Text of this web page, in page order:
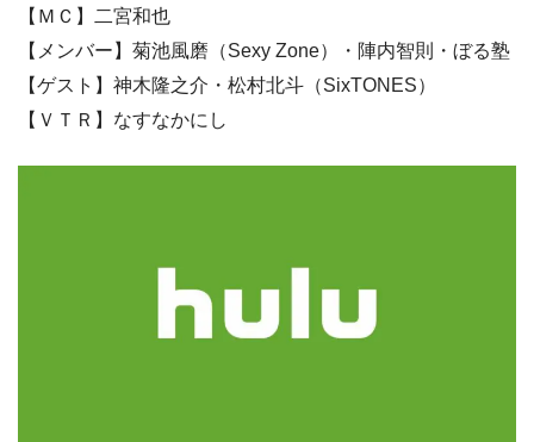
【ＭＣ】二宮和也
【メンバー】菊池風磨（Sexy Zone）・陣内智則・ぼる塾
【ゲスト】神木隆之介・松村北斗（SixTONES）
【ＶＴＲ】なすなかにし